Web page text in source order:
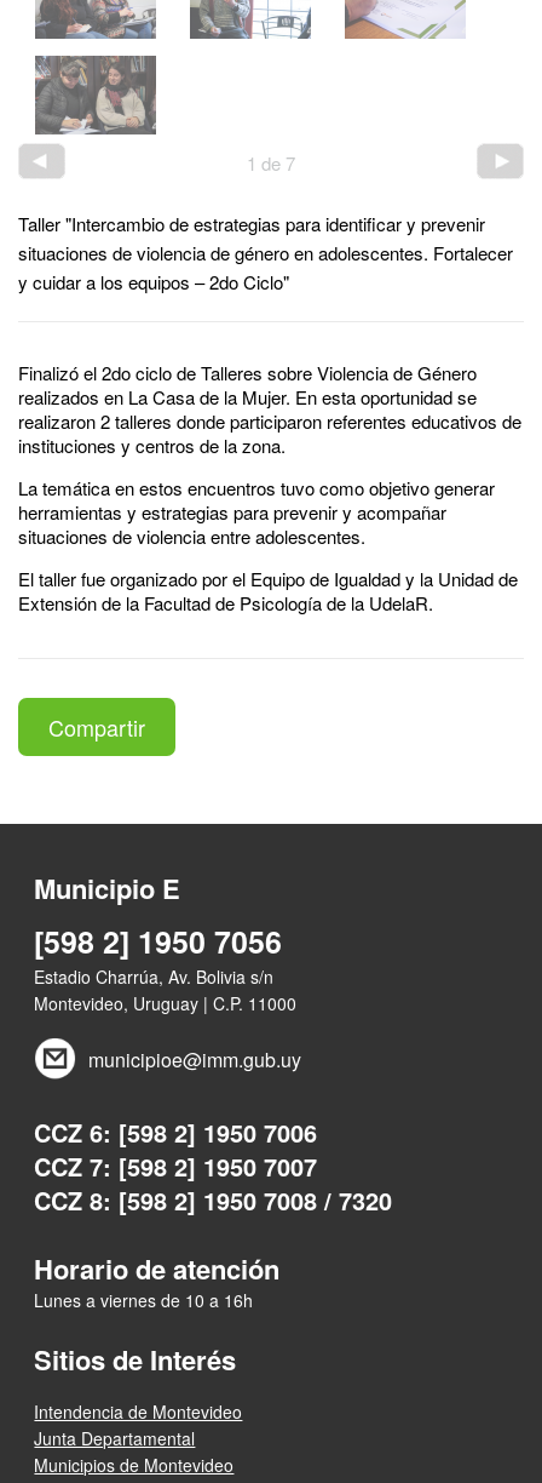
1 de 7
Taller "Intercambio de estrategias para identificar y prevenir
situaciones de violencia de género en adolescentes. Fortalecer
y cuidar a los equipos – 2do Ciclo"
Finalizó el 2do ciclo de Talleres sobre Violencia de Género
realizados en La Casa de la Mujer. En esta oportunidad se
realizaron 2 talleres donde participaron referentes educativos de
instituciones y centros de la zona.
La temática en estos encuentros tuvo como objetivo generar
herramientas y estrategias para prevenir y acompañar
situaciones de violencia entre adolescentes.
El taller fue organizado por el Equipo de Igualdad y la Unidad de
Extensión de la Facultad de Psicología de la UdelaR.
Compartir
Municipio E
[598 2] 1950 7056
Estadio Charrúa, Av. Bolivia s/n
Montevideo, Uruguay | C.P. 11000
municipioe@imm.gub.uy
CCZ 6: [598 2] 1950 7006
CCZ 7: [598 2] 1950 7007
CCZ 8: [598 2] 1950 7008 / 7320
Horario de atención
Lunes a viernes de 10 a 16h
Sitios de Interés
Intendencia de Montevideo
Junta Departamental
Municipios de Montevideo